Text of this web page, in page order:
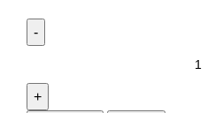
КРАСНЫЙ